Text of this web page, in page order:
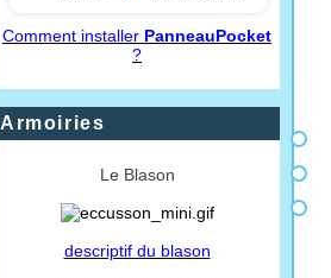
Comment installer PanneauPocket
?
Armoiries
Le Blason
descriptif du blason